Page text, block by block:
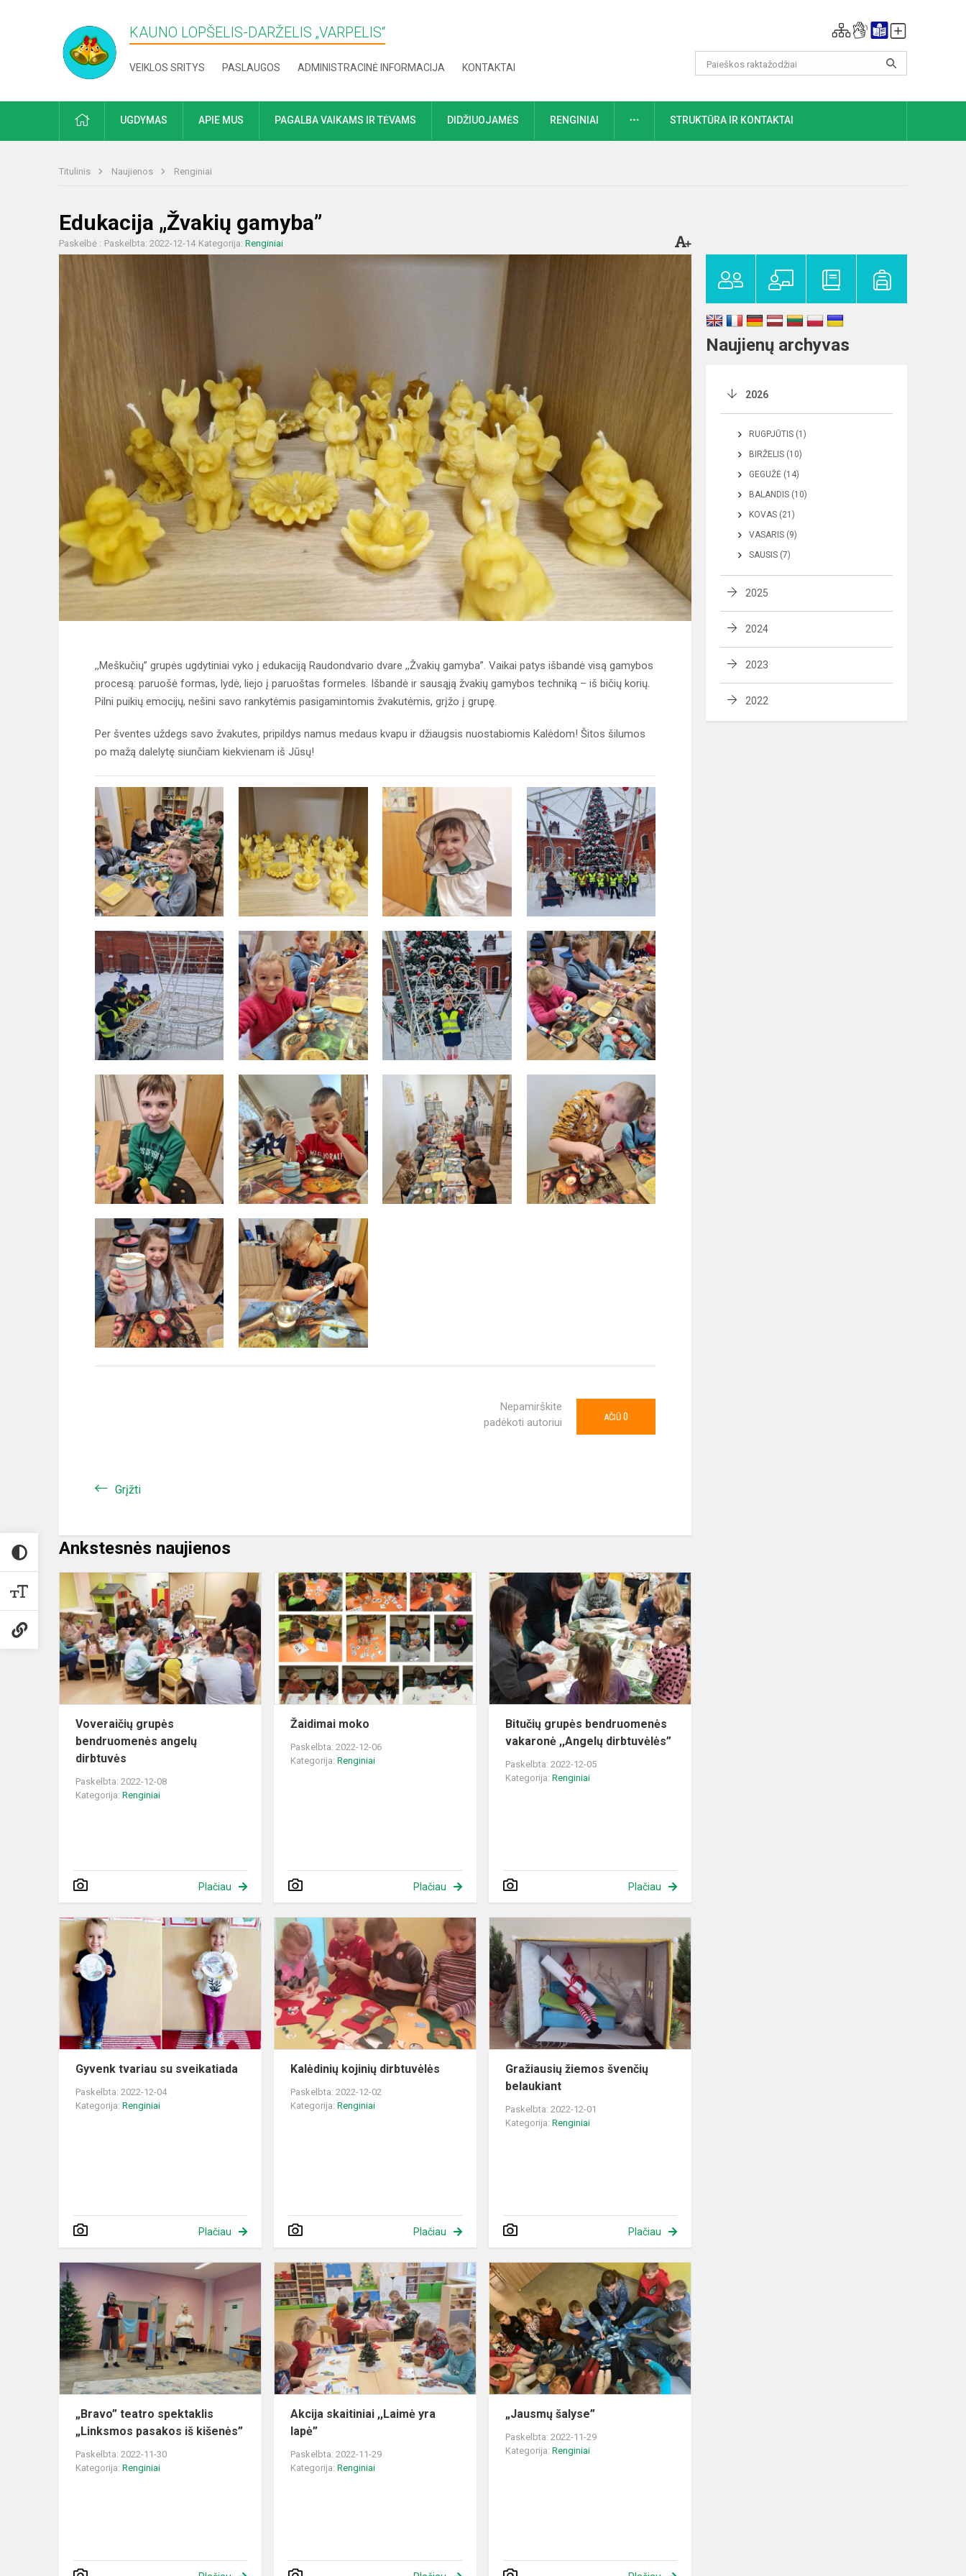
KAUNO LOPŠELIS-DARŽELIS „​VARPELIS“
VEIKLOS SRITYS PASLAUGOS ADMINISTRACINĖ INFORMACIJA KONTAKTAI
PRADŽIAUGDYMAS APIE MUS PAGALBA VAIKAMS IR TĖVAMS DIDŽIUOJAMĖS RENGINIAI DAUGIAUSTRUKTŪRA IR KONTAKTAI
Titulinis Naujienos Renginiai
Edukacija „Žvakių gamyba”
Paskelbė : Paskelbta: 2022-12-14 Kategorija: Renginiai
,,Meškučių” grupės ugdytiniai vyko į edukaciją Raudondvario dvare ,,Žvakių gamyba”. Vaikai patys išbandė visą gamybos
procesą: paruošė formas, lydė, liejo į paruoštas formeles. Išbandė ir sausąją žvakių gamybos techniką – iš bičių korių.
Pilni puikių emocijų, nešini savo rankytėmis pasigamintomis žvakutėmis, grįžo į grupę.
Per šventes uždegs savo žvakutes, pripildys namus medaus kvapu ir džiaugsis nuostabiomis Kalėdom! Šitos šilumos
po mažą dalelytę siunčiam kiekvienam iš Jūsų!
Nepamirškite
padėkoti autoriui
AČIŪ 0
Grįžti
Ankstesnės naujienos
Voveraičių
grupės
bendruomenės
angelų
dirbtuvės
Voveraičių grupės
bendruomenės angelų
dirbtuvės
Paskelbta: 2022-12-08
Kategorija: Renginiai
Plačiau
Žaidimai
moko
Žaidimai moko
Paskelbta: 2022-12-06
Kategorija:Renginiai
Plačiau
Bitučių
grupės
bendruomenės
vakaronė
,,Angelų
dirbtuvėlės”
Bitučių grupės bendruomenės
vakaronė ,,Angelų dirbtuvėlės”
Paskelbta: 2022-12-05
Kategorija:Renginiai
Plačiau
Gyvenk
tvariau
sveikatiada
Gyvenk tvariau su sveikatiada
Paskelbta: 2022-12-04
Kategorija: Renginiai
Plačiau
Kalėdinių
kojinių
dirbtuvėlės
Kalėdinių kojinių dirbtuvėlės
Paskelbta: 2022-12-02
Kategorija:Renginiai
Plačiau
žiemos
švenčių
belaukiant
Gražiausių žiemos švenčių
belaukiant
Paskelbta: 2022-12-01
Kategorija:Renginiai
Plačiau
„Bravo”
teatro
spektaklis
„Linksmos
pasakos
iš
kišenės”
„Bravo” teatro spektaklis
„Linksmos pasakos iš kišenės”
Paskelbta: 2022-11-30
Kategorija: Renginiai
Akcija
skaitiniai
,,Laimė
yra
lapė”
Akcija skaitiniai ,,Laimė yra
lapė”
Paskelbta: 2022-11-29
Kategorija:Renginiai
„Jausmų šalyse”
Paskelbta: 2022-11-29
Kategorija:Renginiai
Naujienų archyvas
2026
RUGPJŪTIS (1)
BIRŽELIS (10)
GEGUŽĖ (14)
BALANDIS (10)
KOVAS (21)
VASARIS (9)
SAUSIS (7)
2025
2024
2023
2022